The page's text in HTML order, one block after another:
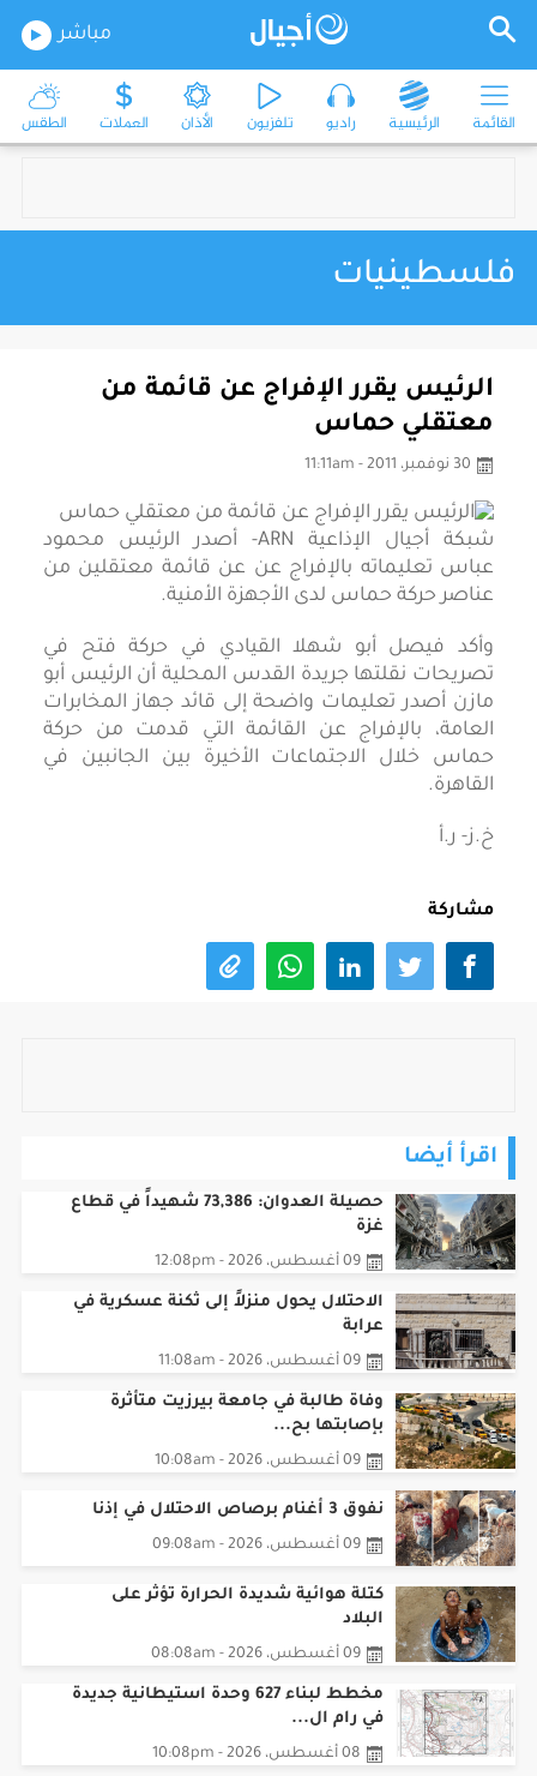
مباشر
القائمة الرئيسية راديو تلفزيون الأذان العملات الطقس
فلسطينيات
الرئيس يقرر الإفراج عن قائمة من
معتقلي حماس
30 نوفمبر، 2011 - 11:11am
شبكة أجيال الإذاعية ARN- أصدر الرئيس محمود
عباس تعليماته بالإفراج عن عن قائمة معتقلين من
عناصر حركة حماس لدى الأجهزة الأمنية.
وأكد فيصل أبو شهلا القيادي في حركة فتح في
تصريحات نقلتها جريدة القدس المحلية أن الرئيس أبو
مازن أصدر تعليمات واضحة إلى قائد جهاز المخابرات
العامة، بالإفراج عن القائمة التي قدمت من حركة
حماس خلال الاجتماعات الأخيرة بين الجانبين في
القاهرة.
خ.ز- ر.أ
مشاركة
اقرأ أيضا
غزة
09 أغسطس، 2026 - 12:08pm
الاحتلال يحول منزلاً إلى ثكنة عسكرية في
عرابة
09 أغسطس، 2026 - 11:08am
وفاة طالبة في جامعة بيرزيت متأثرة
بإصابتها بح...
نفوق 3 أغنام برصاص الاحتلال في إذنا
كتلة هوائية شديدة الحرارة تؤثر على
البلاد
09 أغسطس، 2026 - 08:08am
في رام ال...